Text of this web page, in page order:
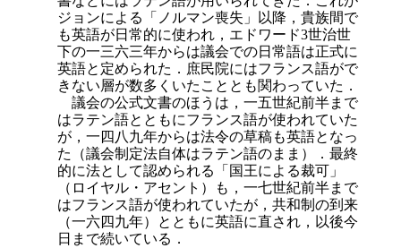
ジョンによる「ノルマン喪失」以降，貴族間で
も英語が日常的に使われ，エドワード3世治世
下の一三六三年からは議会での日常語は正式に
英語と定められた．庶民院にはフランス語がで
きない層が数多くいたこととも関わっていた．
議会の公式文書のほうは，一五世紀前半まで
はラテン語とともにフランス語が使われていた
が，一四八九年からは法令の草稿も英語となっ
た（議会制定法自体はラテン語のまま）．最終
的に法として認められる「国王による裁可」
（ロイヤル・アセント）も，一七世紀前半まで
はフランス語が使われていたが，共和制の到来
（一六四九年）とともに英語に直され，以後今
日まで続いている．